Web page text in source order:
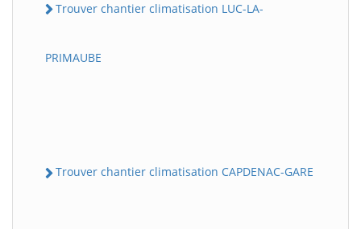
Trouver chantier climatisation LUC-LA-
PRIMAUBE
Trouver chantier climatisation CAPDENAC-GARE